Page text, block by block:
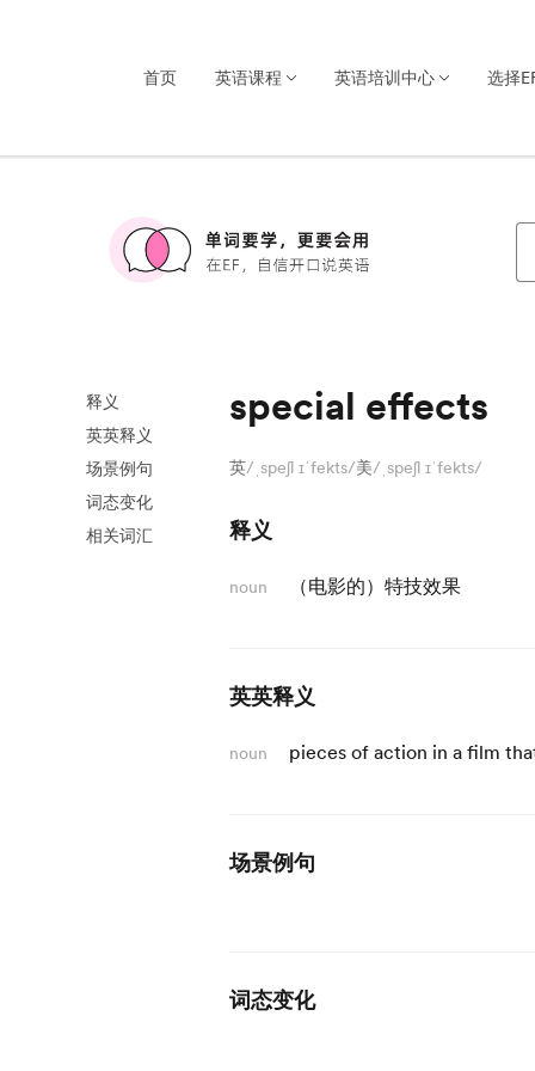
首页 英语课程 英语培训中心 选择
释义
英英释义
场景例句
词态变化
相关词汇
special effects
英/ˌspeʃl ɪˈfekts/美/ˌspeʃl ɪˈfekts/
释义
noun （电影的）特技效果
英英释义
noun pieces of action in a film
场景例句
词态变化